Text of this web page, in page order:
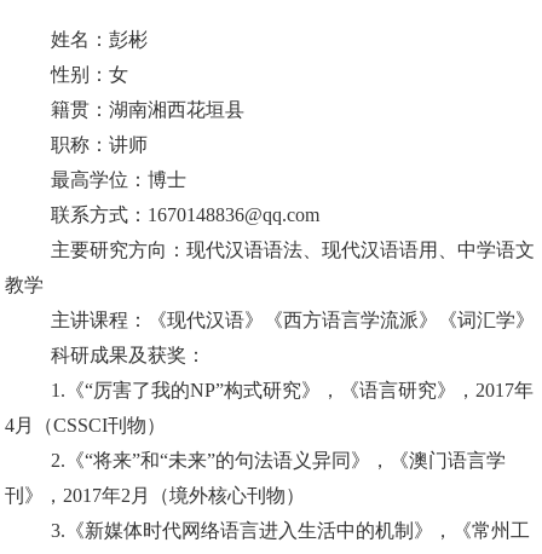
姓名：彭彬
性别：女
籍贯：湖南湘西花垣县
职称：讲师
最高学位：博士
联系方式：1670148836@qq.com
主要研究方向：现代汉语语法、现代汉语语用、中学语文
教学
主讲课程：《现代汉语》《西方语言学流派》《词汇学》
科研成果及获奖：
1.《“厉害了我的NP”构式研究》，《语言研究》，2017年
4月（CSSCI刊物）
2.《“将来”和“未来”的句法语义异同》，《澳门语言学
刊》，2017年2月（境外核心刊物）
3.《新媒体时代网络语言进入生活中的机制》，《常州工